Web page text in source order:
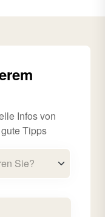
Infos von
Tipps
Sie?